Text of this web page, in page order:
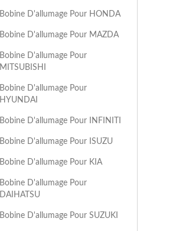
Bobine D'allumage Pour HONDA
Bobine D'allumage Pour MAZDA
Bobine D'allumage Pour
MITSUBISHI
Bobine D'allumage Pour
HYUNDAI
Bobine D'allumage Pour INFINITI
Bobine D'allumage Pour ISUZU
Bobine D'allumage Pour KIA
Bobine D'allumage Pour
DAIHATSU
Bobine D'allumage Pour SUZUKI